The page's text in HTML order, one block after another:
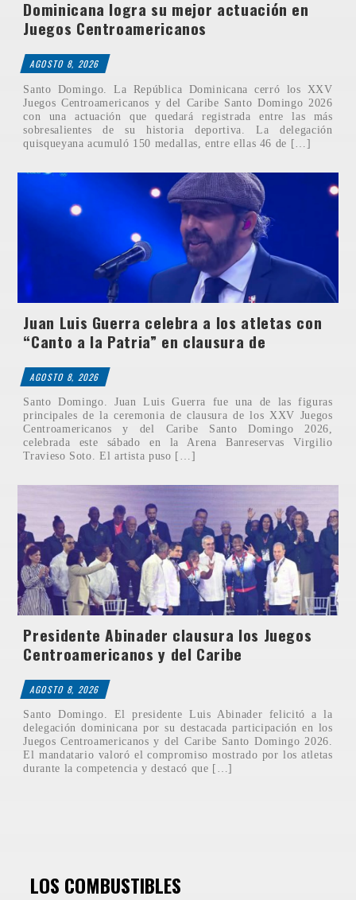
Dominicana logra su mejor actuación en
Juegos Centroamericanos
AGOSTO 8, 2026
Santo Domingo. La República Dominicana cerró los XXV
Juegos Centroamericanos y del Caribe Santo Domingo 2026
con una actuación que quedará registrada entre las más
sobresalientes de su historia deportiva. La delegación
quisqueyana acumuló 150 medallas, entre ellas 46 de […]
Juan Luis Guerra celebra a los atletas con
“Canto a la Patria” en clausura de
AGOSTO 8, 2026
Santo Domingo. Juan Luis Guerra fue una de las figuras
principales de la ceremonia de clausura de los XXV Juegos
Centroamericanos y del Caribe Santo Domingo 2026,
celebrada este sábado en la Arena Banreservas Virgilio
Travieso Soto. El artista puso […]
Presidente Abinader clausura los Juegos
Centroamericanos y del Caribe
AGOSTO 8, 2026
Santo Domingo. El presidente Luis Abinader felicitó a la
delegación dominicana por su destacada participación en los
Juegos Centroamericanos y del Caribe Santo Domingo 2026.
El mandatario valoró el compromiso mostrado por los atletas
durante la competencia y destacó que […]
LOS COMBUSTIBLES